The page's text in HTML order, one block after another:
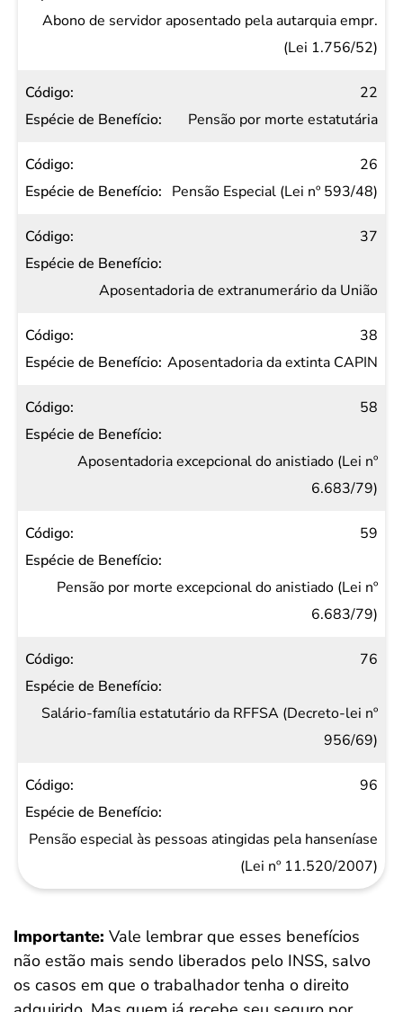
Abono de servidor aposentado pela autarquia empr.
(Lei 1.756/52)
22
Pensão por morte estatutária
26
Pensão Especial (Lei nº 593/48)
37
Aposentadoria de extranumerário da União
38
Aposentadoria da extinta CAPIN
58
Aposentadoria excepcional do anistiado (Lei nº
6.683/79)
59
Pensão por morte excepcional do anistiado (Lei nº
6.683/79)
76
Salário-família estatutário da RFFSA (Decreto-lei nº
956/69)
96
Pensão especial às pessoas atingidas pela hanseníase
(Lei nº 11.520/2007)
Importante: Vale lembrar que esses benefícios
não estão mais sendo liberados pelo INSS, salvo
os casos em que o trabalhador tenha o direito